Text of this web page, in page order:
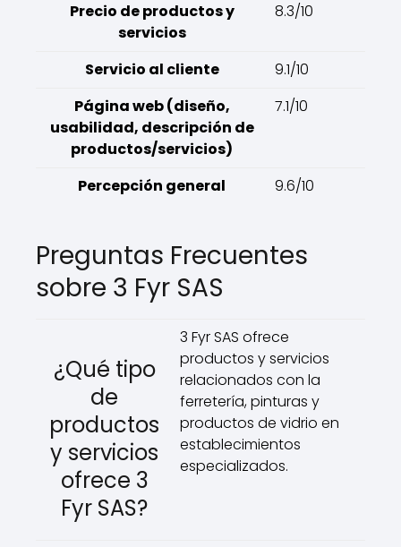
Precio de productos y
servicios
8.3/10
Servicio al cliente
9.1/10
Página web (diseño,
usabilidad, descripción de
productos/servicios)
7.1/10
Percepción general 9.6/10
Preguntas Frecuentes
sobre 3 Fyr SAS
¿Qué tipo
de
productos
y servicios
ofrece 3
Fyr SAS?
3 Fyr SAS ofrece
productos y servicios
relacionados con la
ferretería, pinturas y
productos de vidrio en
establecimientos
especializados.